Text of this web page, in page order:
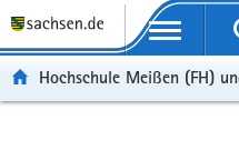
Portalübergreifende Navigation
Hochschule Meißen (FH)